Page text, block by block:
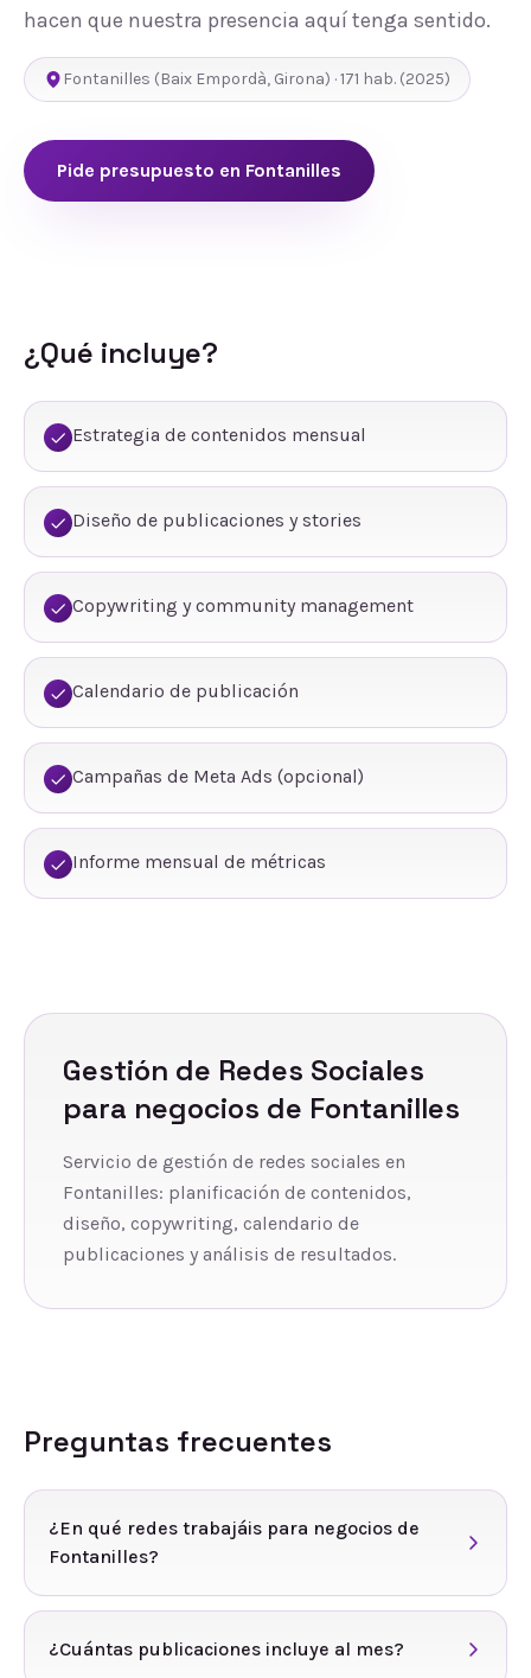
hacen que nuestra presencia aquí tenga sentido.
Fontanilles (Baix Empordà, Girona) ·171 hab. (2025)
Pide presupuesto en Fontanilles
¿Qué incluye?
Estrategia de contenidos mensual
Diseño de publicaciones y stories
Copywriting y community management
Calendario de publicación
Campañas de Meta Ads (opcional)
Informe mensual de métricas
Gestión de Redes Sociales
para negocios de Fontanilles
Servicio de gestión de redes sociales en
Fontanilles: planificación de contenidos,
diseño, copywriting, calendario de
publicaciones y análisis de resultados.
Preguntas frecuentes
¿En qué redes trabajáis para negocios de
Fontanilles?
¿Cuántas publicaciones incluye al mes?